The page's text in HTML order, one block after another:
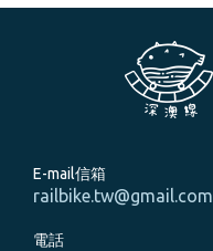
E-mail信箱
railbike.tw@gmail.com
電話